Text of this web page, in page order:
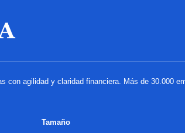
con agilidad y claridad financiera. Más de 30.000
Tamaño